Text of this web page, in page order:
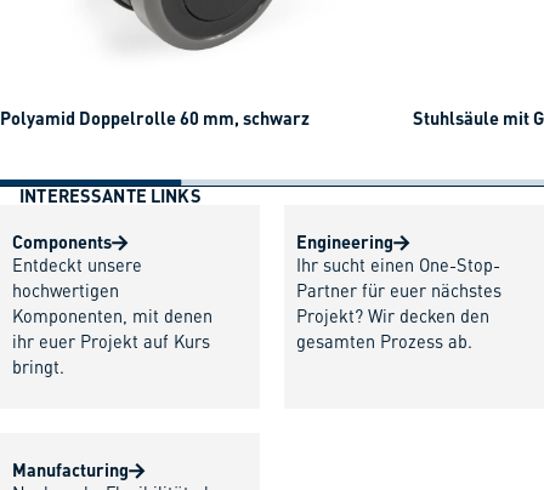
Polyamid Doppelrolle 60 mm, schwarz Stuhlsäule mit
INTERESSANTE LINKS
Components
Entdeckt unsere
hochwertigen
Komponenten, mit denen
ihr euer Projekt auf Kurs
bringt.
Engineering
Ihr sucht einen One-Stop-
Partner für euer nächstes
Projekt? Wir decken den
gesamten Prozess ab.
Manufacturing